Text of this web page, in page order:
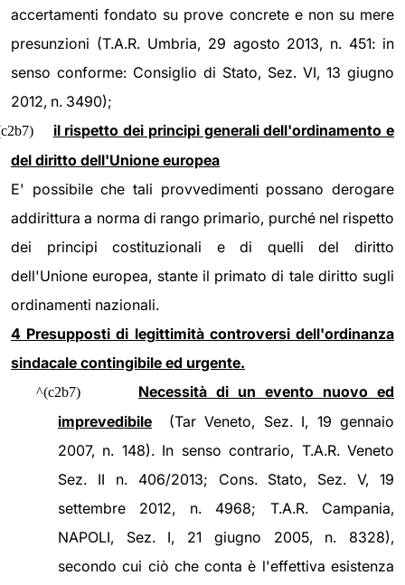
accertamenti fondato su prove concrete e non su mere
presunzioni (T.A.R. Umbria, 29 agosto 2013, n. 451: in
senso conforme: Consiglio di Stato, Sez. VI, 13 giugno
2012, n. 3490);
il rispetto dei principi generali dell'ordinamento e
del diritto dell'Unione europea
E' possibile che tali provvedimenti possano derogare
addirittura a norma di rango primario, purché nel rispetto
dei principi costituzionali e di quelli del diritto
dell'Unione europea, stante il primato di tale diritto sugli
ordinamenti nazionali.
4 Presupposti di legittimità controversi dell'ordinanza
sindacale contingibile ed urgente.
^(c2b7)
Necessità di un evento nuovo ed
imprevedibile (Tar Veneto, Sez. I, 19 gennaio
2007, n. 148). In senso contrario, T.A.R. Veneto
Sez. II n. 406/2013; Cons. Stato, Sez. V, 19
settembre 2012, n. 4968; T.A.R. Campania,
NAPOLI, Sez. I, 21 giugno 2005, n. 8328),
secondo cui ciò che conta è l'effettiva esistenza